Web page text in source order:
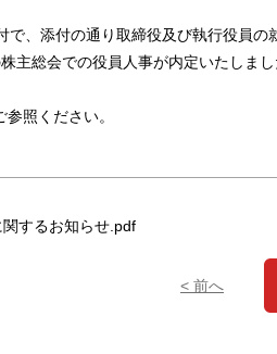
で、添付の通り取締役及び執行役員の
主総会での役員人事が内定いたしまし
照ください。
するお知らせ.pdf
< 前へ